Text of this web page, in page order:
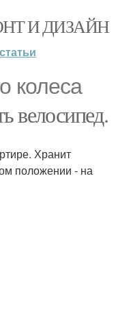
И ДИЗАЙН
статьи
колеса
велосипед.
Хранит
положении - на